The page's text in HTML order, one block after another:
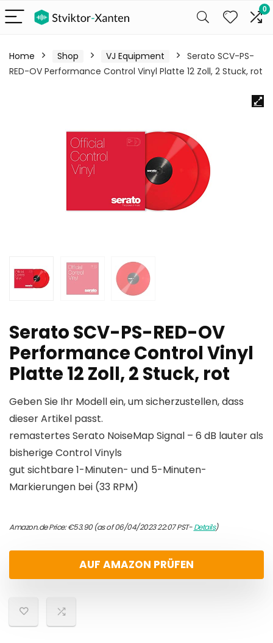
0
Home Shop VJ Equipment
Serato SCV-PS-
RED-OV Performance Control Vinyl Platte 12 Zoll, 2 Stuck, rot
Serato SCV-PS-RED-OV
Performance Control Vinyl
Platte 12 Zoll, 2 Stuck, rot
Geben Sie Ihr Modell ein, um sicherzustellen, dass
dieser Artikel passt.
remastertes Serato NoiseMap Signal – 6 dB lauter als
bisherige Control Vinyls
gut sichtbare 1-Minuten- und 5-Minuten-
Markierungen bei (33 RPM)
Amazon.de Price:€53.90(as of 06/04/2023 22:07 PST-Details)
AUF AMAZON PRÜFEN